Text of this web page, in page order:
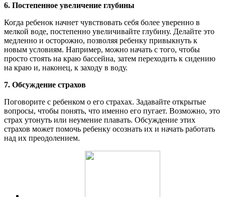
6. Постепенное увеличение глубины
Когда ребенок начнет чувствовать себя более уверенно в
мелкой воде, постепенно увеличивайте глубину. Делайте это
медленно и осторожно, позволяя ребенку привыкнуть к
новым условиям. Например, можно начать с того, чтобы
просто стоять на краю бассейна, затем переходить к сидению
на краю и, наконец, к заходу в воду.
7. Обсуждение страхов
Поговорите с ребенком о его страхах. Задавайте открытые
вопросы, чтобы понять, что именно его пугает. Возможно, это
страх утонуть или неумение плавать. Обсуждение этих
страхов может помочь ребенку осознать их и начать работать
над их преодолением.